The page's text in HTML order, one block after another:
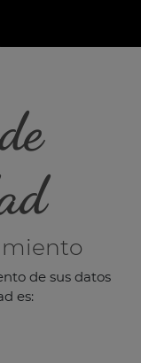
de sus datos
es: